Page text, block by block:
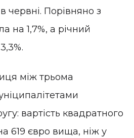
червні. Порівняно з
на 1,7%, а річний
між трьома
вартість квадратного
619 євро вища, ніж у